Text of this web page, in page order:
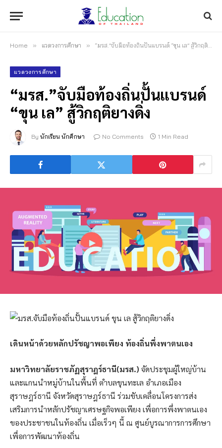
Home » แวดวงการศึกษา » “มรส.”จับมือท้องถิ่นปั้นแบรนด์ “ขุน เล” สู้วิกฤติยางดิ่ง
แวดวงการศึกษา
“มรส.”จับมือท้องถิ่นปั้นแบรนด์
“ขุน เล” สู้วิกฤติยางดิ่ง
By นักเรียน นักศึกษา No Comments 1 Min Read
เดินหน้าด้วยหลักปรัชญาพอเพียง ท้องถิ่นพึ่งพาตนเอง
มหาวิทยาลัยราชภัฏสุราฎร์ธานี(มรส.) จัดประชุมผู้ใหญ่บ้าน
และแกนนําหมู่บ้านในพื้นที่ ตำบลขุนทะเล อำเภอเมือง
สุราษฎร์ธานี จังหวัดสุราษฎร์ธานี ร่วมขับเคลื่อนโครงการส่ง
เสริมการนำหลักปรัชญาเศรษฐกิจพอเพียง เพื่อการพึ่งพาตนเอง
ของประชาชนในท้องถิ่น เมื่อเร็วๆ นี้ ณ ศูนย์บูรณาการการศึกษา
เพื่อการพัฒนาท้องถิ่น